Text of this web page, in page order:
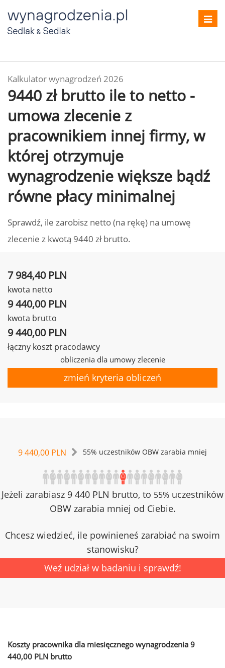
Kalkulator wynagrodzeń 2026
9440 zł brutto ile to netto -
umowa zlecenie z
pracownikiem innej firmy, w
której otrzymuje
wynagrodzenie większe bądź
równe płacy minimalnej
Sprawdź, ile zarobisz netto (na rękę) na umowę
zlecenie z kwotą 9440 zł brutto.
7 984,40 PLN
kwota netto
9 440,00 PLN
kwota brutto
9 440,00 PLN
łączny koszt pracodawcy
obliczenia dla umowy zlecenie
zmień kryteria obliczeń
9 440,00 PLN 55% uczestników OBW zarabia mniej
Jeżeli zarabiasz 9 440 PLN brutto, to 55% uczestników
OBW zarabia mniej od Ciebie.
Chcesz wiedzieć, ile powinieneś zarabiać na swoim
stanowisku?
Weź udział w badaniu i sprawdź!
Koszty pracownika dla miesięcznego wynagrodzenia 9
440,00 PLN brutto